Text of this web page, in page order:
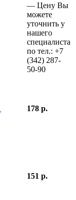
— Цену Вы
можете
уточнить у
нашего
специалиста
по тел.: +7
(342) 287-
50-90
178 р.
151 р.